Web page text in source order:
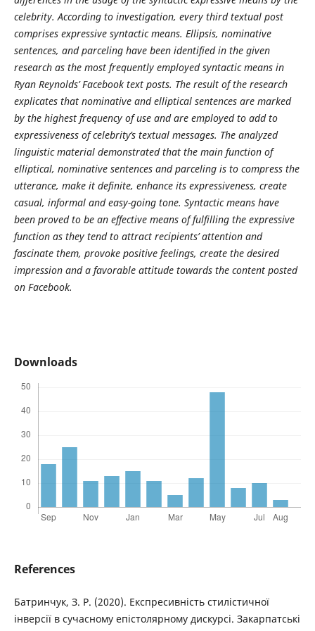
celebrity. According to investigation, every third textual post
comprises expressive syntactic means. Ellipsis, nominative
sentences, and parceling have been identified in the given
research as the most frequently employed syntactic means in
Ryan Reynolds’ Facebook text posts. The result of the research
explicates that nominative and elliptical sentences are marked
by the highest frequency of use and are employed to add to
expressiveness of celebrity’s textual messages. The analyzed
linguistic material demonstrated that the main function of
elliptical, nominative sentences and parceling is to compress the
utterance, make it definite, enhance its expressiveness, create
casual, informal and easy-going tone. Syntactic means have
been proved to be an effective means of fulfilling the expressive
function as they tend to attract recipients’ attention and
fascinate them, provoke positive feelings, create the desired
impression and a favorable attitude towards the content posted
on Facebook.
Downloads
References
Батринчук, З. Р. (2020). Експресивність стилістичної
інверсії в сучасному епістолярному дискурсі. Закарпатські